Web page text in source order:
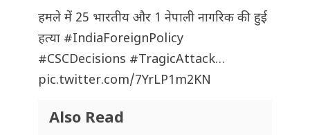
हमले में 25 भारतीय और 1 नेपाली नागरिक की हुई
हत्या #IndiaForeignPolicy
#CSCDecisions #TragicAttack…
pic.twitter.com/7YrLP1m2KN
Also Read